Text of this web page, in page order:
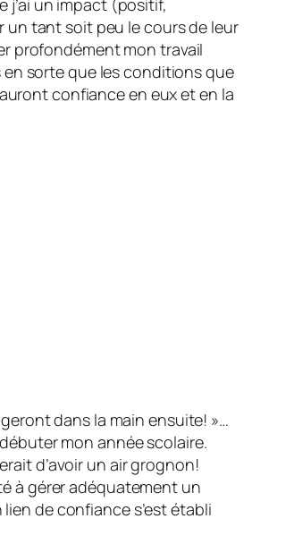
j’ai un impact (positif,
un tant soit peu le cours de leur
profondément mon travail
en sorte que les conditions que
confiance en eux et en la
dans la main ensuite! »…
mon année scolaire.
d’avoir un air grognon!
à gérer adéquatement un
de confiance s’est établi